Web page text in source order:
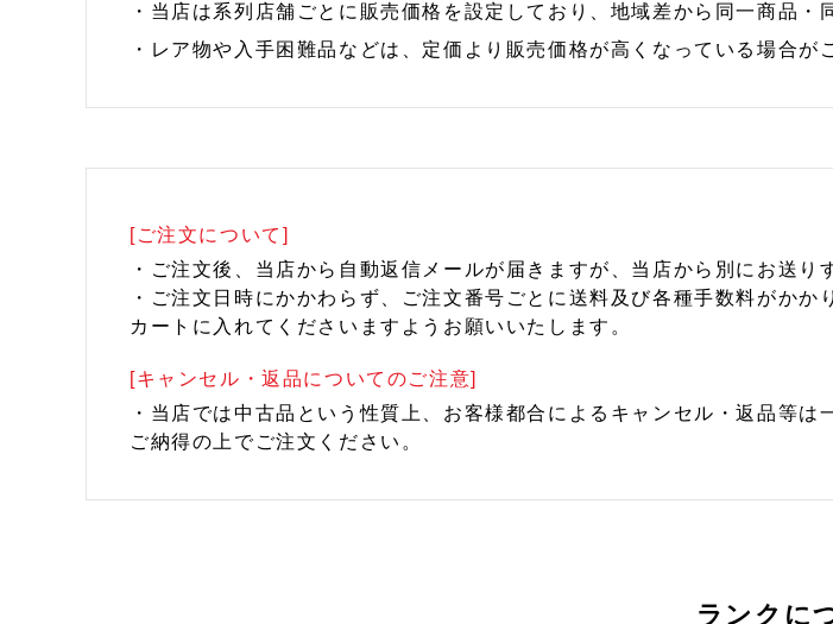
・当店は系列店舗ごとに販売価格を設定しており、地域差から同一商品・
・レア物や入手困難品などは、定価より販売価格が高くなっている場合が
[ご注文について]
・ご注文後、当店から自動返信メールが届きますが、当店から別にお送り
・ご注文日時にかかわらず、ご注文番号ごとに送料及び各種手数料がか
カートに入れてくださいますようお願いいたします。
[キャンセル・返品についてのご注意]
・当店では中古品という性質上、お客様都合によるキャンセル・返品等
ご納得の上でご注文ください。
ランクに